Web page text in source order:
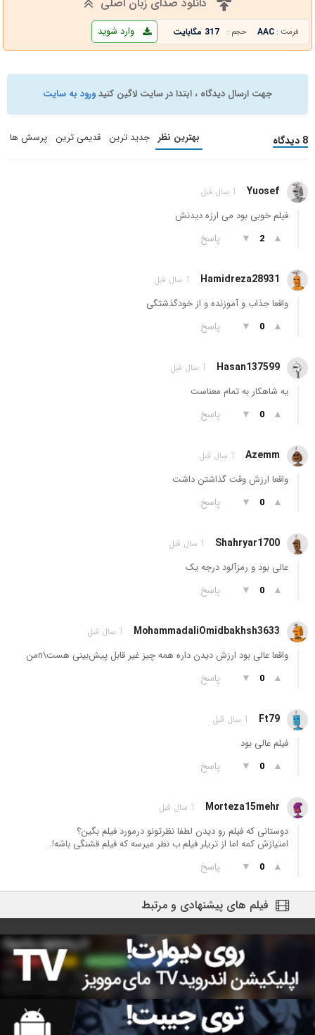
فرمت : AAC حجم : 317 مگابایت وارد شوید
جهت ارسال دیدگاه ، ابتدا در سایت لاگین کنیدورود به سایت
8 دیدگاه بهترین نظر جدید ترین قدیمی ترین پرسش ها
Yuosef 1 سال قبل
فیلم خوبی بود می ارزه دیدنش
▲
2
▼ پاسخ
Hamidreza28931 1 سال قبل
واقعا جذاب و آموزنده و از خودگذشتگی
▲
0
▼ پاسخ
Hasan137599 1 سال قبل
یه شاهکار به تمام معناست
▲
0
▼ پاسخ
Azemm 1 سال قبل
واقعا ارزش وقت گذاشتن داشت
▲
0
▼ پاسخ
Shahryar1700 1 سال قبل
عالی بود و رمزآلود درجه یک
▲
0
▼ پاسخ
MohammadaliOmidbakhsh3633 1 سال قبل
واقعا عالی بود ارزش دیدن داره همه چیز غیر قابل پیش‌بینی هست\nمن
▲
0
▼ پاسخ
Ft79 1 سال قبل
فیلم عالی بود
▲
0
▼ پاسخ
Morteza15mehr 1 سال قبل
دوستانی که فیلم رو دیدن لطفا نظرتونو درمورد فیلم بگین؟
امتیازش کمه اما از تریلر فیلم ب نظر میرسه که فیلم قشنگی باشه!.
▲
0
▼ پاسخ
فیلم های پیشنهادی و مرتبط